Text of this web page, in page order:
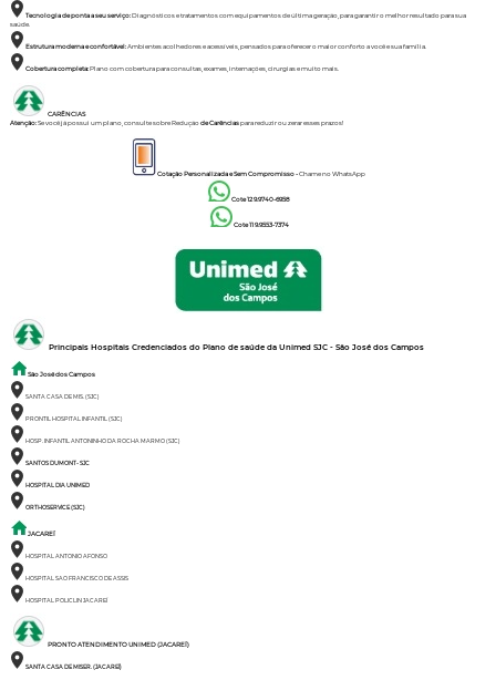
Tecnologia de ponta a seu serviço:Diagnósticos e tratamentos com equipamentos de última geração, para garantir o melhor resultado para sua
saúde.
Estrutura moderna e confortável:Ambientes acolhedores e acessíveis, pensados para oferecer o maior conforto a você e sua família.
Cobertura completa:Plano com cobertura para consultas, exames, internações, cirurgias e muito mais.
CARÊNCIAS
Atenção:Se você já possui um plano, consulte sobre Reduçãode Carênciaspara reduzir ou zerar esses prazos!
Cotação Personalizada e Sem Compromisso -Chame noWhatsApp
Cote 12 9.9740-6958
Cote 11 9.9553-7374
Principais Hospitais Credenciados do Plano de saúde da Unimed SJC - São José dos Campos
São José dos Campos
SANTA CASA DE MIS. (SJC)
PRONTIL HOSPITAL INFANTIL (SJC)
HOSP. INFANTIL ANTONINHO DA ROCHA MARMO (SJC)
SANTOS DUMONT- SJC
HOSPITAL DIA UNIMED
ORTHOSERVICE (SJC)
JACAREÍ
HOSPITAL ANTONIO AFONSO
HOSPITAL SAO FRANCISCO DE ASSIS
HOSPITAL POLICLIN JACAREÍ
PRONTO ATENDIMENTO UNIMED (JACAREÍ)
SANTA CASA DE MISER. (JACAREÍ)